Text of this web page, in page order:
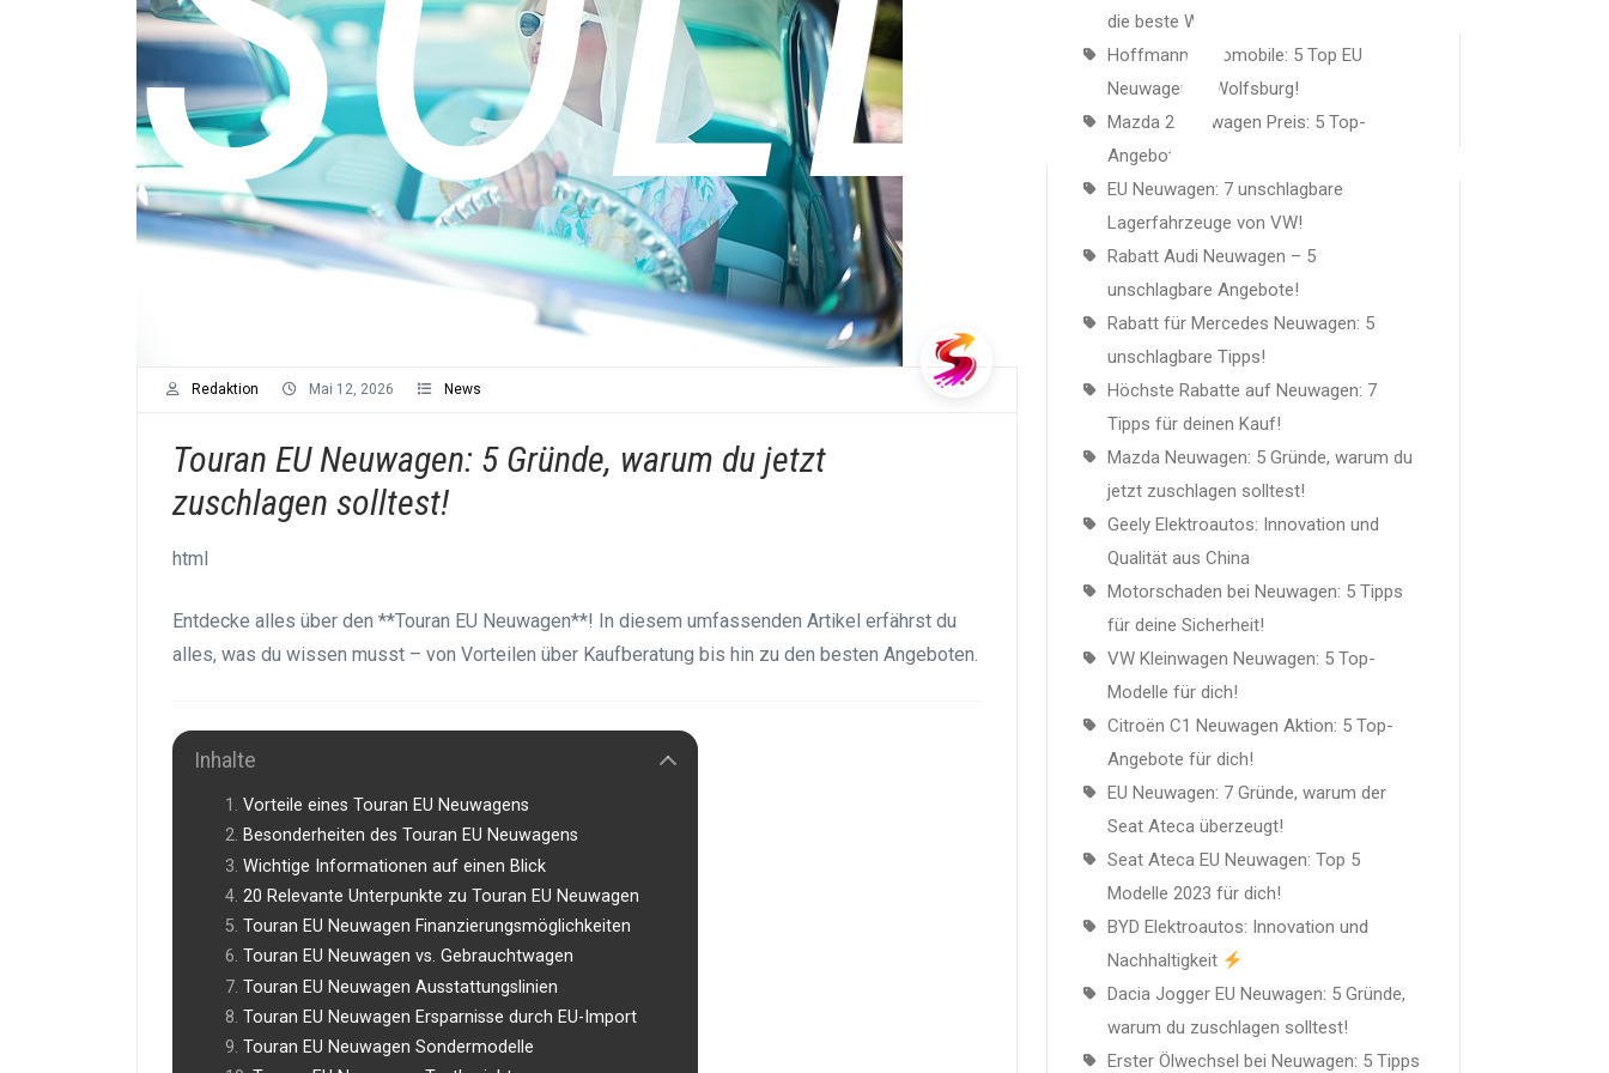
Redaktion Mai 12, 2026 News
Touran EU Neuwagen: 5 Gründe, warum du jetzt
zuschlagen solltest!
html
Entdecke alles über den **Touran EU Neuwagen**! In diesem umfassenden Artikel erfährst du
alles, was du wissen musst – von Vorteilen über Kaufberatung bis hin zu den besten Angeboten.
Inhalte
Vorteile eines Touran EU Neuwagens
Besonderheiten des Touran EU Neuwagens
Wichtige Informationen auf einen Blick
20 Relevante Unterpunkte zu Touran EU Neuwagen
Touran EU Neuwagen Finanzierungsmöglichkeiten
Touran EU Neuwagen vs. Gebrauchtwagen
Touran EU Neuwagen Ausstattungslinien
Touran EU Neuwagen Ersparnisse durch EU-Import
Touran EU Neuwagen Sondermodelle
die beste Wahl ist!
Hoffmann Automobile: 5 Top EU
Neuwagen in Wolfsburg!
Mazda 2 Neuwagen Preis: 5 Top-
Angebote für dich!
EU Neuwagen: 7 unschlagbare
Lagerfahrzeuge von VW!
Rabatt Audi Neuwagen – 5
unschlagbare Angebote!
Rabatt für Mercedes Neuwagen: 5
unschlagbare Tipps!
Höchste Rabatte auf Neuwagen: 7
Tipps für deinen Kauf!
Mazda Neuwagen: 5 Gründe, warum du
jetzt zuschlagen solltest!
Geely Elektroautos: Innovation und
Qualität aus China
Motorschaden bei Neuwagen: 5 Tipps
für deine Sicherheit!
VW Kleinwagen Neuwagen: 5 Top-
Modelle für dich!
Citroën C1 Neuwagen Aktion: 5 Top-
Angebote für dich!
EU Neuwagen: 7 Gründe, warum der
Seat Ateca überzeugt!
Seat Ateca EU Neuwagen: Top 5
Modelle 2023 für dich!
BYD Elektroautos: Innovation und
Nachhaltigkeit
Dacia Jogger EU Neuwagen: 5 Gründe,
warum du zuschlagen solltest!
Erster Ölwechsel bei Neuwagen: 5 Tipps